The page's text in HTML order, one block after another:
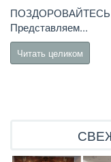
Представляем...
Читать целиком